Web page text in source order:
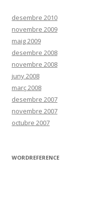
desembre 2010
novembre 2009
maig 2009
desembre 2008
novembre 2008
juny 2008
març 2008
desembre 2007
novembre 2007
octubre 2007
WORDREFERENCE